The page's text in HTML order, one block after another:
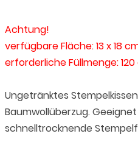
Achtung!
verfügbare Fläche: 13 x 18
erforderliche Füllmenge: 120
Ungetränktes
Baumwollüberzug.
schnelltrocknende